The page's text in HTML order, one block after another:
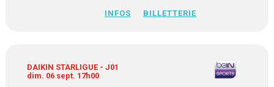
INFOS BILLETTERIE
DAIKIN STARLIGUE - J01
dim. 06 sept. 17h00